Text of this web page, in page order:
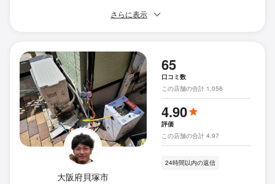
さらに表示
大阪府貝塚市
65
口コミ数
この店舗の合計 1,056
4.90
評価
この店舗の合計 4.97
24時間以内の返信